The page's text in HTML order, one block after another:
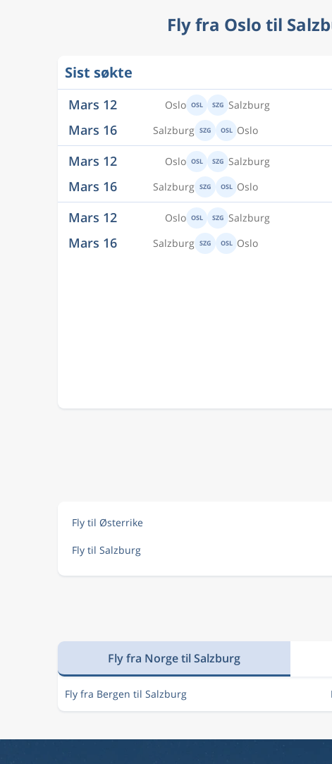
Fly fra Oslo til
Sist søkte
Mars 12 Oslo OSL SZG Salzburg
Mars 16 Salzburg SZG OSL Oslo
Mars 12 Oslo OSL SZG Salzburg
Mars 16 Salzburg SZG OSL Oslo
Mars 12 Oslo OSL SZG Salzburg
Mars 16 Salzburg SZG OSL Oslo
Fly til Østerrike
Fly til Salzburg
Fly fra Norge til Salzburg
Fly fra Bergen til Salzburg